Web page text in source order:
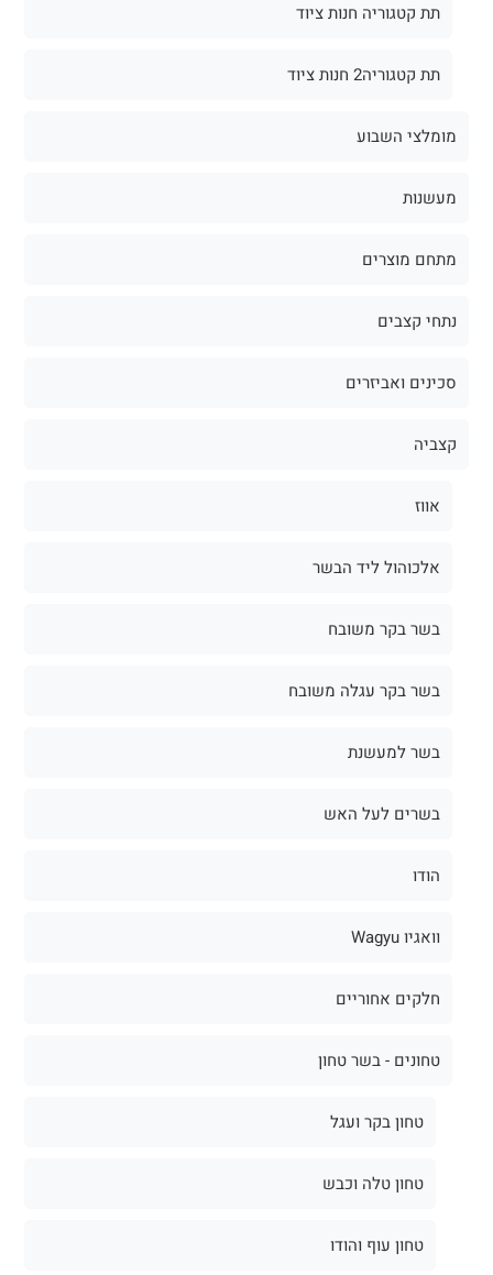
תת קטגוריה חנות ציוד
תת קטגוריה2 חנות ציוד
מומלצי השבוע
מעשנות
מתחם מוצרים
נתחי קצבים
סכינים ואביזרים
קצביה
אווז
אלכוהול ליד הבשר
בשר בקר משובח
בשר בקר עגלה משובח
בשר למעשנת
בשרים לעל האש
הודו
וואגיו Wagyu
חלקים אחוריים
טחונים - בשר טחון
טחון בקר ועגל
טחון טלה וכבש
טחון עוף והודו